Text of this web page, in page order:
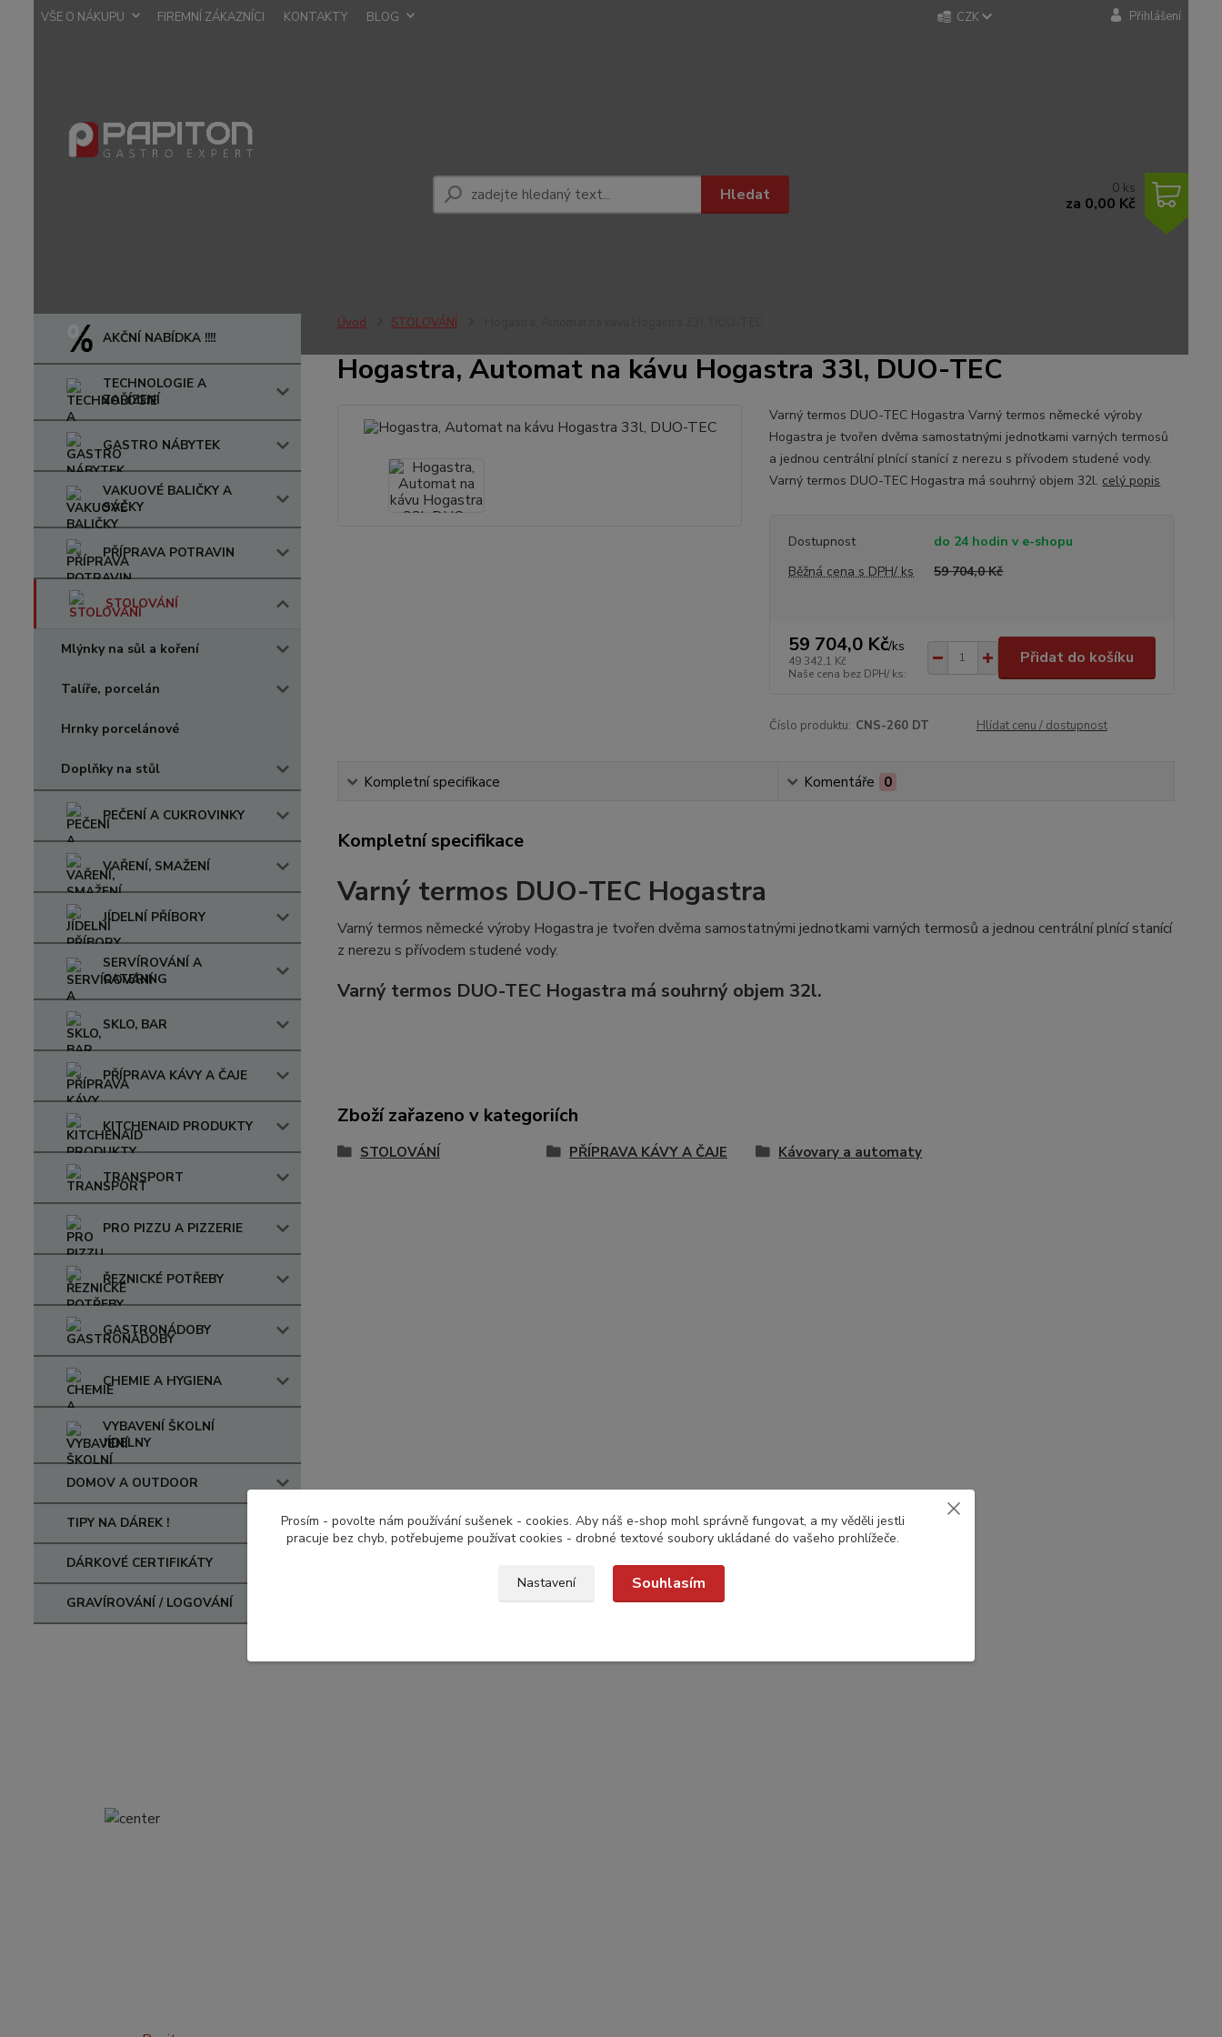
VŠE O NÁKUPU FIREMNÍ ZÁKAZNÍCI KONTAKTY BLOG CZK Přihlášení
Hledat 0 ks
za 0,00 Kč
AKČNÍ NABÍDKA !!!!
TECHNOLOGIE A
ZAŘÍZENÍ
GASTRO NÁBYTEK
VAKUOVÉ BALIČKY A
SÁČKY
PŘÍPRAVA POTRAVIN
STOLOVÁNÍ
Mlýnky na sůl a koření
Talíře, porcelán
Hrnky porcelánové
Doplňky na stůl
PEČENÍ A CUKROVINKY
VAŘENÍ, SMAŽENÍ
JÍDELNÍ PŘÍBORY
SERVÍROVÁNÍ A
CATERING
SKLO, BAR
PŘÍPRAVA KÁVY A ČAJE
KITCHENAID PRODUKTY
TRANSPORT
PRO PIZZU A PIZZERIE
ŘEZNICKÉ POTŘEBY
GASTRONÁDOBY
CHEMIE A HYGIENA
VYBAVENÍ ŠKOLNÍ
JÍDELNY
DOMOV A OUTDOOR
TIPY NA DÁREK !
DÁRKOVÉ CERTIFIKÁTY
GRAVÍROVÁNÍ / LOGOVÁNÍ
Úvod STOLOVÁNÍ
Hogastra, Automat na kávu Hogastra 33l, DUO-TEC
Varný termos DUO-TEC Hogastra Varný termos německé výroby
Hogastra je tvořen dvěma samostatnými jednotkami varných termosů
a jednou centrální plnící stanící z nerezu s přívodem studené vody.
Varný termos DUO-TEC Hogastra má souhrný objem 32l. celý popis
Dostupnost
do 24 hodin v e-shopu
Běžná cena s DPH/ ks
59 704,0 Kč
59 704,0 Kč/ks
49 342,1 Kč
Naše cena bez DPH/ ks:
Přidat do košíku
Číslo produktu: CNS-260 DT Hlídat cenu / dostupnost
Kompletní specifikace Komentáře 0
Kompletní specifikace
Varný termos DUO-TEC Hogastra
Varný termos německé výroby Hogastra je tvořen dvěma samostatnými jednotkami varných termosů a jednou centrální plnící stanící
z nerezu s přívodem studené vody.
Varný termos DUO-TEC Hogastra má souhrný objem 32l.
Zboží zařazeno v kategoriích
STOLOVÁNÍ PŘÍPRAVA KÁVY A ČAJE Kávovary a automaty
Prosím - povolte nám používání sušenek - cookies. Aby náš e-shop mohl správně fungovat, a my věděli jestli
pracuje bez chyb, potřebujeme používat cookies - drobné textové soubory ukládané do vašeho prohlížeče.
Nastavení Souhlasím